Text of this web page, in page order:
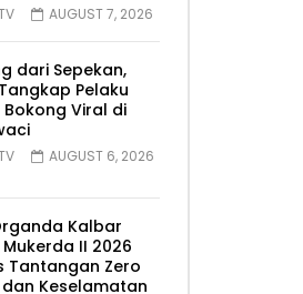
AUGUST 7, 2026
dari Sepekan,
Pelaku
Bokong Viral di
AUGUST 6, 2026
Kalbar
II 2026
Tantangan Zero
dan Keselamatan